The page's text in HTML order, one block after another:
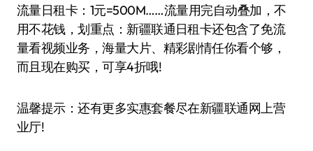
流量日租卡：1元=500M……流量用完自动叠加，不
用不花钱，划重点：新疆联通日租卡还包含了免流
量看视频业务，海量大片、精彩剧情任你看个够，
而且现在购买，可享4折哦!
温馨提示：还有更多实惠套餐尽在新疆联通网上营
业厅!